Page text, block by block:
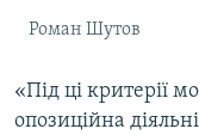
Роман Шутов
«Під ці критерії
опозиційна